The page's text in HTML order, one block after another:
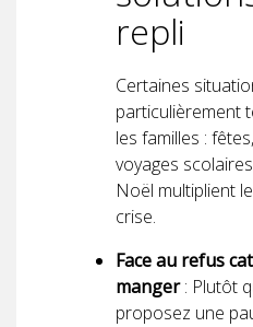
repli
Certaines
particulièrement
les familles :
voyages
Noël multiplient
crise.
Face au refus
manger: Plutôt
proposez une